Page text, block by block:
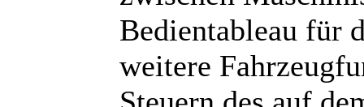
Bedientableau für
weitere